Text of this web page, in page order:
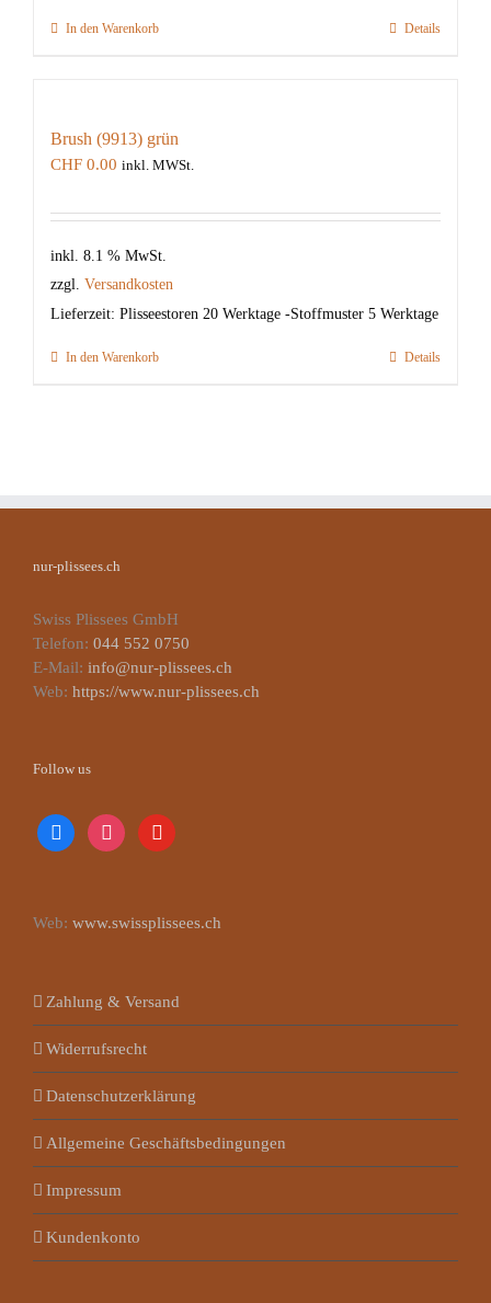
In den Warenkorb Details
Brush (9913) grün
CHF 0.00 inkl. MWSt.
inkl. 8.1 % MwSt.
zzgl. Versandkosten
Lieferzeit: Plisseestoren 20 Werktage -Stoffmuster 5 Werktage
In den Warenkorb Details
nur-plissees.ch
Swiss Plissees GmbH
Telefon: 044 552 0750
E-Mail: info@nur-plissees.ch
Web: https://www.nur-plissees.ch
Follow us
facebookinstagramyoutube
Web: www.swissplissees.ch
Zahlung & Versand
Widerrufsrecht
Datenschutzerklärung
Allgemeine Geschäftsbedingungen
Impressum
Kundenkonto